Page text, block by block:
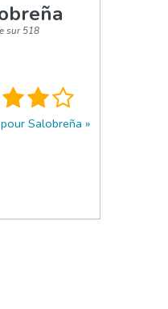
sur 518
Salobreña